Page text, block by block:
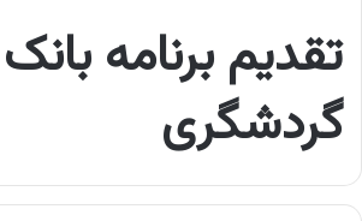
تقدیم برنامه بانک
گردشگری